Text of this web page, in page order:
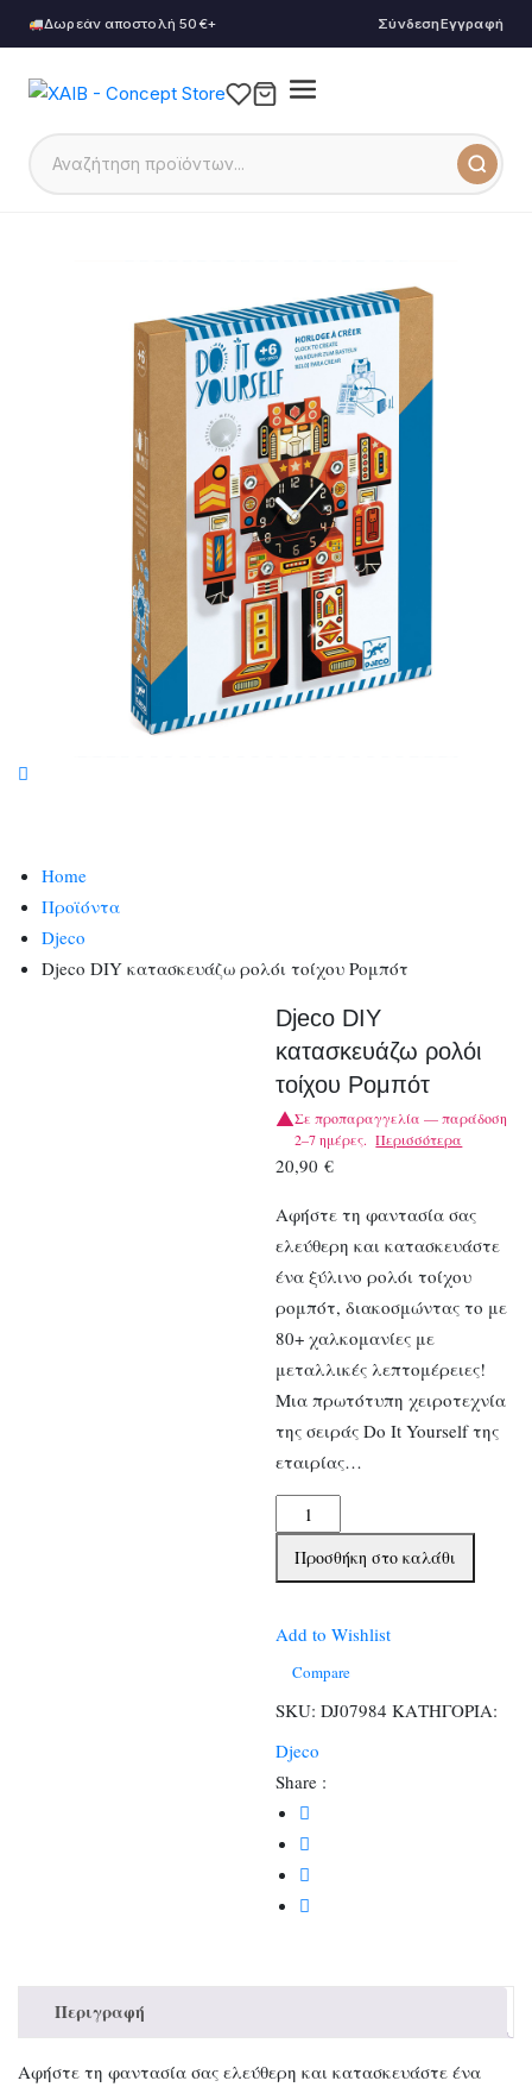
Δωρεάν αποστολή 50€+ ΣύνδεσηΕγγραφή
Home
Προϊόντα
Djeco
Djeco DIY κατασκευάζω ρολόι τοίχου Ρομπότ
Djeco DIY
κατασκευάζω ρολόι
τοίχου Ρομπότ
Σε προπαραγγελία — παράδοση
2–7 ημέρες. Περισσότερα
20,90€
Αφήστε τη φαντασία σας
ελεύθερη και κατασκευάστε
ένα ξύλινο ρολόι τοίχου
ρομπότ, διακοσμώντας το με
80+ χαλκομανίες με
μεταλλικές λεπτομέρειες!
Μια πρωτότυπη χειροτεχνία
της σειράς Do It Yourself της
εταιρίας…
Djeco
DIY
κατασκευάζω
τοίχου
Ρομπότ
Προσθήκη στο καλάθι
Add to Wishlist
Compare
SKU: DJ07984 ΚΑΤΗΓΟΡΙΑ:
Djeco
Share :
Περιγραφή
Αφήστε τη φαντασία σας ελεύθερη και κατασκευάστε ένα